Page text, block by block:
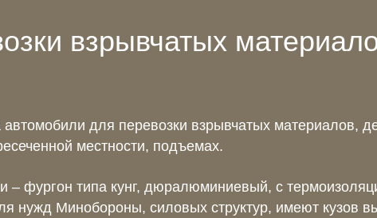
взрывчатых
для перевозки взрывчатых материалов,
местности, подъемах.
– фургон типа кунг, дюралюминиевый, с
Минобороны, силовых структур, имеют кузов